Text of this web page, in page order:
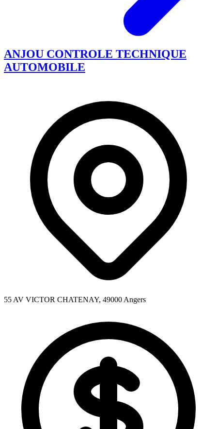
ANJOU CONTROLE TECHNIQUE
AUTOMOBILE
55 AV VICTOR CHATENAY, 49000 Angers